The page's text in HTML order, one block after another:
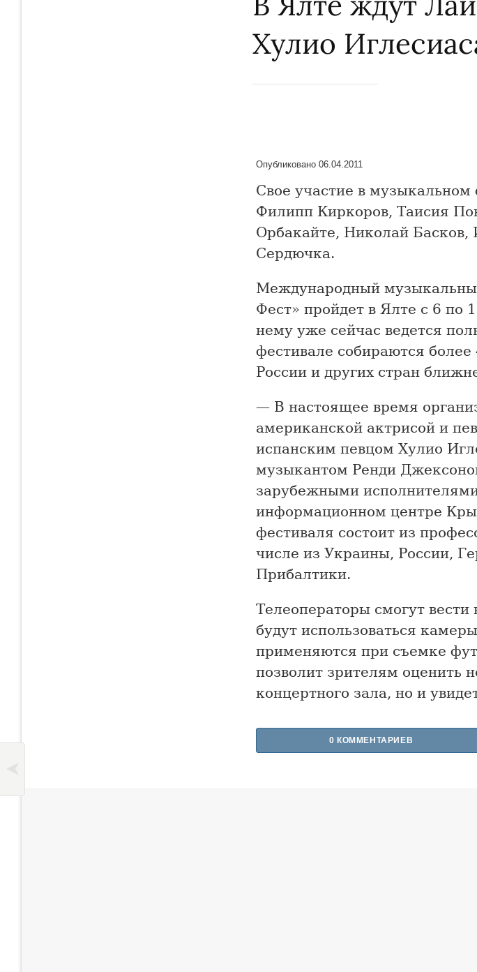
Хулио
Опубликовано 06.04.2011
Свое участие в музыкальном
Филипп Киркоров, Таисия
Орбакайте, Николай
Сердючка.
Международный
Фест» пройдет в Ялте с 6 по
нему уже сейчас ведется
фестивале собираются
России и других стран
— В настоящее время
американской актрисой и
испанским певцом Хулио
музыкантом Ренди
зарубежными
информационном центре
фестиваля состоит из
числе из Украины, России,
Прибалтики.
Телеоператоры смогут
будут использоваться
применяются при съемке
позволит зрителям оценить
концертного зала, но и
0 КОММЕНТАРИЕВ